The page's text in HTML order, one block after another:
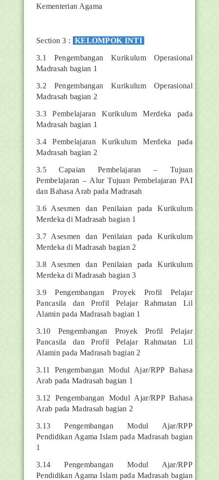
Kementerian Agama
Section 3 : KELOMPOK INTI
3.1 Pengembangan Kurikulum Operasional
Madrasah bagian 1
3.2 Pengembangan Kurikulum Operasional
Madrasah bagian 2
3.3 Pembelajaran Kurikulum Merdeka pada
Madrasah bagian 1
3.4 Pembelajaran Kurikulum Merdeka pada
Madrasah bagian 2
3.5 Capaian Pembelajaran – Tujuan
Pembelajaran – Alur Tujuan Pembelajaran PAI
dan Bahasa Arab pada Madrasah
3.6 Asesmen dan Penilaian pada Kurikulum
Merdeka di Madrasah bagian 1
3.7 Asesmen dan Penilaian pada Kurikulum
Merdeka di Madrasah bagian 2
3.8 Asesmen dan Penilaian pada Kurikulum
Merdeka di Madrasah bagian 3
3.9 Pengembangan Proyek Profil Pelajar
Pancasila dan Profil Pelajar Rahmatan Lil
Alamin pada Madrasah bagian 1
3.10 Pengembangan Proyek Profil Pelajar
Pancasila dan Profil Pelajar Rahmatan Lil
Alamin pada Madrasah bagian 2
3.11 Pengembangan Modul Ajar/RPP Bahasa
Arab pada Madrasah bagian 1
3.12 Pengembangan Modul Ajar/RPP Bahasa
Arab pada Madrasah bagian 2
3.13 Pengembangan Modul Ajar/RPP
Pendidikan Agama Islam pada Madrasah bagian
1
3.14 Pengembangan Modul Ajar/RPP
Pendidikan Agama Islam pada Madrasah bagian